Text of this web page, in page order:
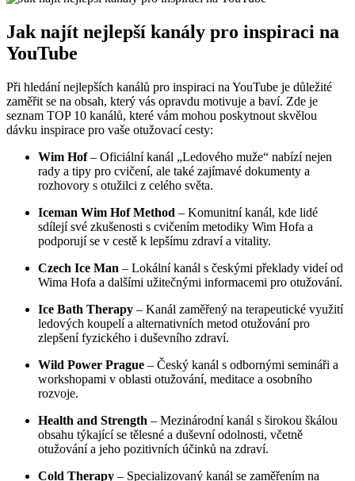
Jak najít nejlepší kanály pro inspiraci na
YouTube
Při hledání nejlepších kanálů pro inspiraci na YouTube je důležité
zaměřit se na obsah, který vás opravdu motivuje a baví. Zde je
seznam TOP 10 kanálů, které vám mohou poskytnout skvělou
dávku inspirace pro vaše otužovací cesty:
Wim Hof– Oficiální kanál „Ledového muže“ nabízí nejen
rady a tipy pro cvičení, ale také zajímavé dokumenty a
rozhovory s otužilci z celého světa.
Iceman Wim Hof Method – Komunitní kanál, kde lidé
sdílejí své zkušenosti s cvičením metodiky Wim Hofa a
podporují se v cestě k lepšímu zdraví a vitality.
Czech Ice Man – Lokální kanál s českými překlady videí od
Wima Hofa a dalšími užitečnými informacemi pro otužování.
Ice Bath Therapy – Kanál zaměřený na terapeutické využití
ledových koupelí a alternativních metod otužování pro
zlepšení fyzického i duševního zdraví.
Wild Power Prague – Český kanál s odbornými semináři a
workshopami v oblasti otužování, meditace a osobního
rozvoje.
Health and Strength – Mezinárodní kanál s širokou škálou
obsahu týkající se tělesné a duševní odolnosti, včetně
otužování a jeho pozitivních účinků na zdraví.
Cold Therapy – Specializovaný kanál se zaměřením na